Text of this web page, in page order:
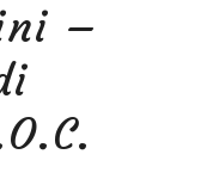
–